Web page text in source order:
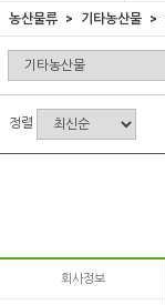
농산물류 기타농산물
정렬
회사정보